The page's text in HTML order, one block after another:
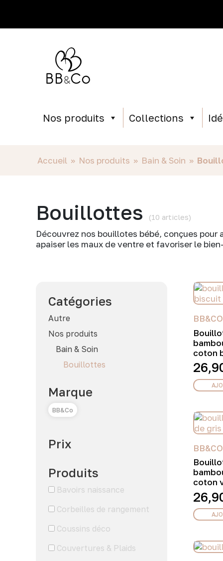
Nos produits Collections
Accueil » Nos produits » Bain & Soin »
Bouillottes (10 articles)
Découvrez nos bouillotes bébé, conçues
apaiser les maux de ventre et favoriser le
Catégories
Autre
Nos produits
Bain & Soin
Bouillottes
Marque
BB&Co
Prix
Produits
Bavoirs naissance
Corbeilles de rangement
Coussins déco
Couvertures & Plaids
BB&CO
coton
BB&CO
coton